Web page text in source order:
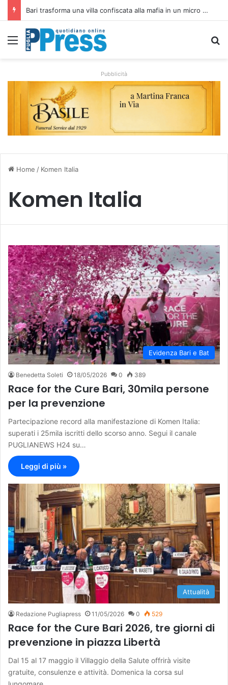
Bari trasforma una villa confiscata alla mafia in un micro nido: nasce anche il cimitero per animali
Menu
Pubblicità
Home / Komen Italia
Komen Italia
Evidenza Bari e Bat
Benedetta Soleti 18/05/2026 0 389
Race for the Cure Bari, 30mila persone
per la prevenzione
Partecipazione record alla manifestazione di Komen Italia:
superati i 25mila iscritti dello scorso anno. Segui il canale
PUGLIANEWS H24 su…
Leggi di più »
Attualità
Redazione Pugliapress 11/05/2026 0 529
Race for the Cure Bari 2026, tre giorni di
prevenzione in piazza Libertà
Dal 15 al 17 maggio il Villaggio della Salute offrirà visite
gratuite, consulenze e attività. Domenica la corsa sul